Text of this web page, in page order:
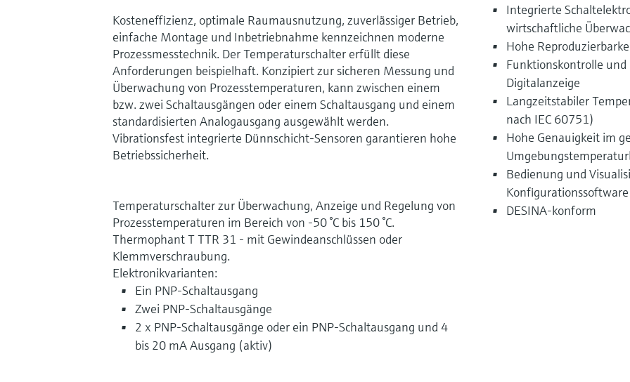
Kosteneffizienz, optimale Raumausnutzung, zuverlässiger Betrieb,
einfache Montage und Inbetriebnahme kennzeichnen moderne
Prozessmesstechnik. Der Temperaturschalter erfüllt diese
Anforderungen beispielhaft. Konzipiert zur sicheren Messung und
Überwachung von Prozesstemperaturen, kann zwischen einem
bzw. zwei Schaltausgängen oder einem Schaltausgang und einem
standardisierten Analogausgang ausgewählt werden.
Vibrationsfest integrierte Dünnschicht-Sensoren garantieren hohe
Betriebssicherheit.
Temperaturschalter zur Überwachung, Anzeige und Regelung von
Prozesstemperaturen im Bereich von -50 °C bis 150 °C.
Thermophant T TTR 31 - mit Gewindeanschlüssen oder
Klemmverschraubung.
Elektronikvarianten:
Ein PNP-Schaltausgang
Zwei PNP-Schaltausgänge
2 x PNP-Schaltausgänge oder ein PNP-Schaltausgang und 4
bis 20 mA Ausgang (aktiv)
Integrierte
wirtschaftliche
Hohe
Funktionskontrolle
Digitalanzeige
Langzeitstabiler
nach IEC 60751)
Hohe Genauigkeit im
Bedienung und
DESINA-konform